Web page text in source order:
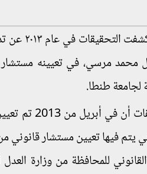
يذكر
محمد مرسي، في تعيينه
طنطا.
كما كشفت
يتم فيها تعيين مستشار قانوني
للمحافظة من وزارة